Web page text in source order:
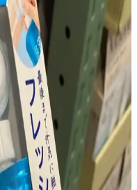
Altı Hazırlık ve
uygun güneş koruyucu,
ve kalıcı olmasını
Ciltler İçin Hafif ve
tercih edilecek güneş
dayanıklı olması gereklidir.
seçenekler sunar.